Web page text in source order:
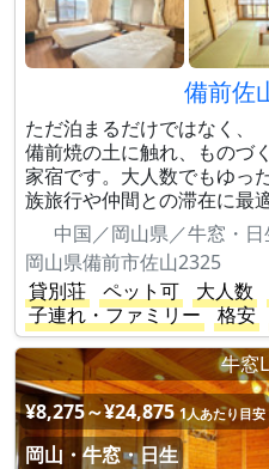
備前佐
ただ泊まるだけではなく、
備前焼の土に触れ、ものづ
家宿です。大人数でもゆっ
族旅行や仲間との滞在に最適
中国／岡山県／牛窓・日
岡山県備前市佐山2325
貸別荘
ペット可 大人数
子連れ・ファミリー
格安
牛窓
¥8,275～¥24,875 1人あたり目安
岡山・牛窓・日生